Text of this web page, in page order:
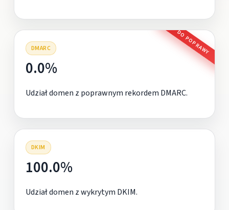
DMARC DO POPRAWY
0.0%
Udział domen z poprawnym rekordem DMARC.
DKIM
100.0%
Udział domen z wykrytym DKIM.